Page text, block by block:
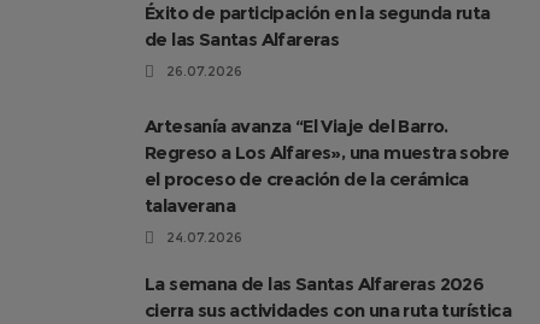
Éxito de participación en la segunda ruta
de las Santas Alfareras
26.07.2026
Artesanía avanza “El Viaje del Barro.
Regreso a Los Alfares», una muestra sobre
el proceso de creación de la cerámica
talaverana
24.07.2026
La semana de las Santas Alfareras 2026
cierra sus actividades con una ruta turística